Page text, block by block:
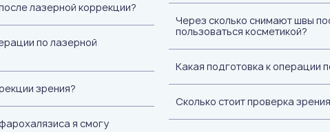
лазерной коррекции?
по лазерной
зрения?
я смогу
Через сколько снимают швы
пользоваться косметикой?
Какая подготовка к операции
Сколько стоит проверка